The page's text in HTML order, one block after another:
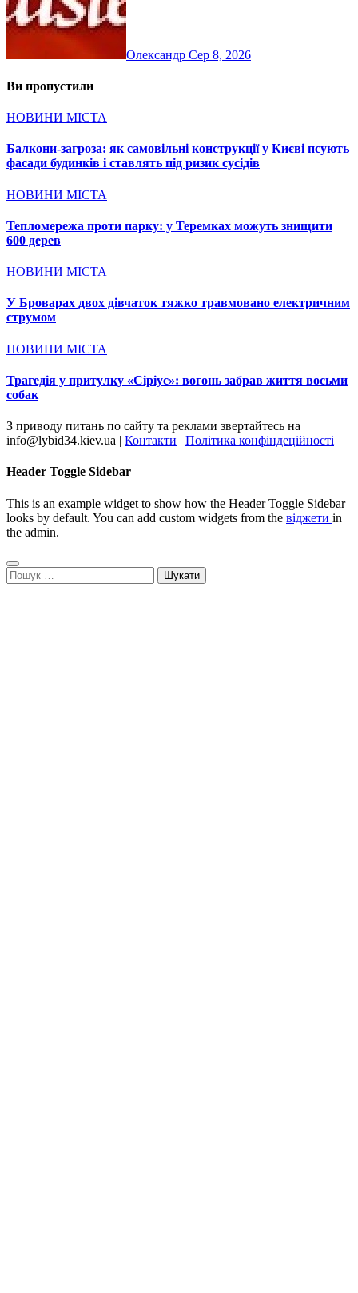
Олександр Сер 8, 2026
Ви пропустили
НОВИНИ МІСТА
Балкони-загроза: як самовільні конструкції у Києві псують
фасади будинків і ставлять під ризик сусідів
НОВИНИ МІСТА
Тепломережа проти парку: у Теремках можуть знищити
600 дерев
НОВИНИ МІСТА
У Броварах двох дівчаток тяжко травмовано електричним
струмом
НОВИНИ МІСТА
Трагедія у притулку «Сіріус»: вогонь забрав життя восьми
собак
З приводу питань по сайту та реклами звертайтесь на
info@lybid34.kiev.ua | Контакти | Політика конфіндеційності
Header Toggle Sidebar
This is an example widget to show how the Header Toggle Sidebar
looks by default. You can add custom widgets from the віджети in
the admin.
Пошук: